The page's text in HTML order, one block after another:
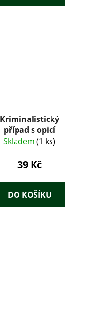
Kriminalistický
případ s opicí
Skladem (1 ks)
39 Kč
DO KOŠÍKU